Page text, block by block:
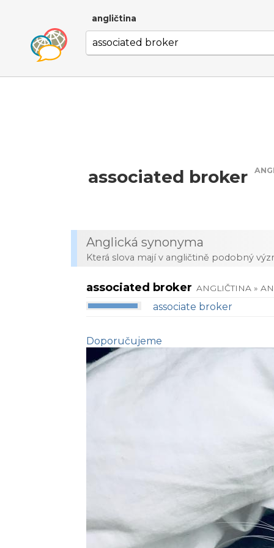
angličtina
associated broker
Anglická synonyma
Která slova mají v angličtině podobný
associated broker ANGLIČTINA »
associate broker
Doporučujeme